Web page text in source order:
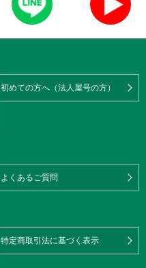
初めての方へ（法人屋号の方）
よくあるご質問
特定商取引法に基づく表示